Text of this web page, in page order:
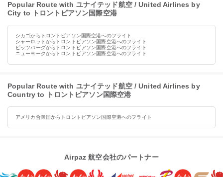
Popular Route with ユナイテッド航空 / United Airlines by
City to トロントピアソン国際空港
シカゴからトロントピアソン国際空港へのフライト
シャーロットからトロントピアソン国際空港へのフライト
ピッツバーグからトロントピアソン国際空港へのフライト
ニューヨークからトロントピアソン国際空港へのフライト
Popular Route with ユナイテッド航空 / United Airlines by
Country to トロントピアソン国際空港
アメリカ合衆国からトロントピアソン国際空港へのフライト
Airpaz 航空会社のパートナー